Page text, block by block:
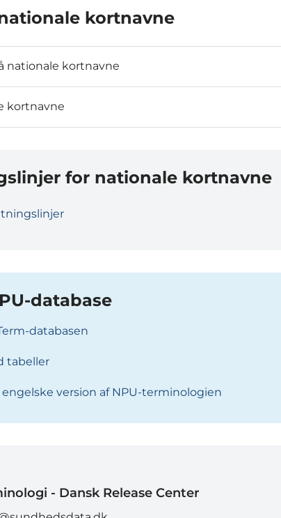
kortnavne
nationale kortnavne
kortnavne
for nationale kortnavne
database
databasen
tabeller
engelske version af NPU-terminologien
- Dansk Release Center